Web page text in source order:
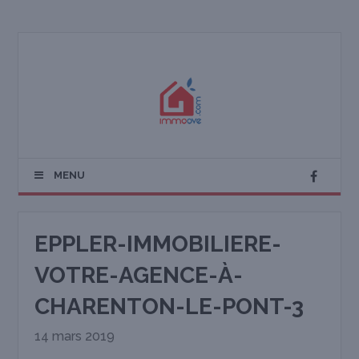
MENU
EPPLER-IMMOBILIERE-
VOTRE-AGENCE-À-
CHARENTON-LE-PONT-3
14 mars 2019